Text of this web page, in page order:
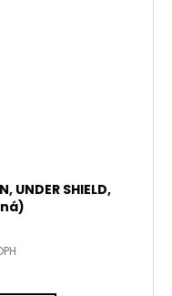
SHIELD,